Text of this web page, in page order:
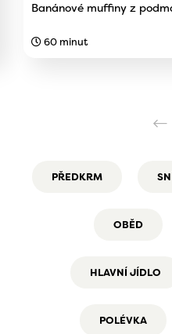
Banánové muffiny z
60 minut
PŘEDKRM
OBĚD
HLAVNÍ JÍDLO
POLÉVKA